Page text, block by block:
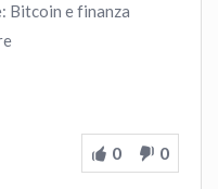
Bitcoin e finanza
0 0